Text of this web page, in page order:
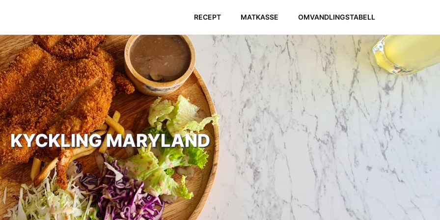
RECEPT MATKASSE OMVANDLINGSTABELL
KYCKLING MARYLAND